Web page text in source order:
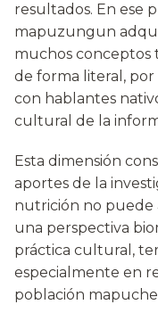
resultados. En ese
mapuzungun
muchos conceptos
de forma literal,
con hablantes
cultural de la
Esta dimensión
aportes de la
nutrición no puede
una perspectiva
práctica cultural,
especialmente en
población